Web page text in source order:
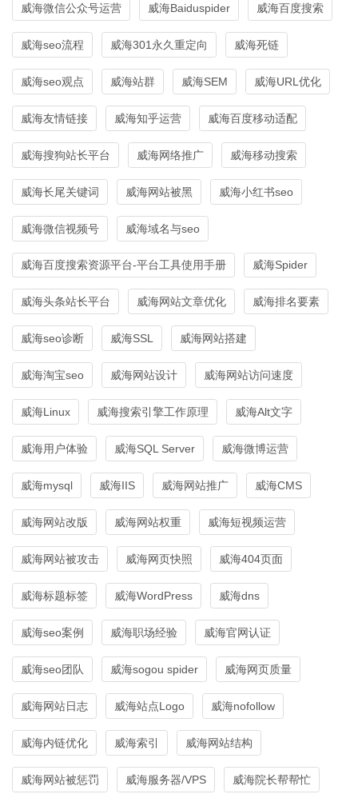
威海微信公众号运营 威海Baiduspider 威海百度搜索
威海seo流程 威海301永久重定向 威海死链
威海seo观点 威海站群 威海SEM 威海URL优化
威海友情链接 威海知乎运营 威海百度移动适配
威海搜狗站长平台 威海网络推广 威海移动搜索
威海长尾关键词 威海网站被黑 威海小红书seo
威海微信视频号 威海域名与seo
威海百度搜索资源平台-平台工具使用手册 威海Spider
威海头条站长平台 威海网站文章优化 威海排名要素
威海seo诊断 威海SSL 威海网站搭建
威海淘宝seo 威海网站设计 威海网站访问速度
威海Linux 威海搜索引擎工作原理 威海Alt文字
威海用户体验 威海SQL Server 威海微博运营
威海mysql 威海IIS 威海网站推广 威海CMS
威海网站改版 威海网站权重 威海短视频运营
威海网站被攻击 威海网页快照 威海404页面
威海标题标签 威海WordPress 威海dns
威海seo案例 威海职场经验 威海官网认证
威海seo团队 威海sogou spider 威海网页质量
威海网站日志 威海站点Logo 威海nofollow
威海内链优化 威海索引 威海网站结构
威海网站被惩罚 威海服务器/VPS 威海院长帮帮忙